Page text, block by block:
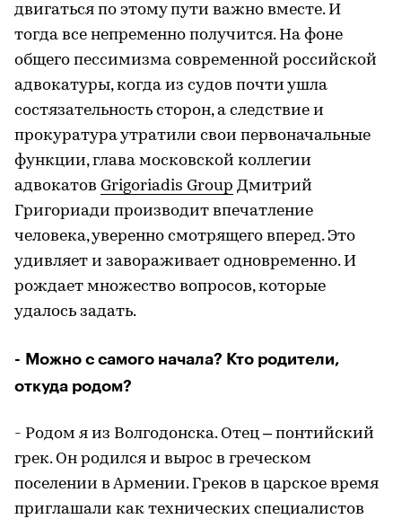
двигаться по этому пути важно вместе. И
тогда все непременно получится. На фоне
общего пессимизма современной российской
адвокатуры, когда из судов почти ушла
состязательность сторон, а следствие и
прокуратура утратили свои первоначальные
функции, глава московской коллегии
адвокатов Grigoriadis Group Дмитрий
Григориади производит впечатление
человека, уверенно смотрящего вперед. Это
удивляет и завораживает одновременно. И
рождает множество вопросов, которые
удалось задать.
- Можно с самого начала? Кто родители,
откуда родом?
- Родом я из Волгодонска. Отец – понтийский
грек. Он родился и вырос в греческом
поселении в Армении. Греков в царское время
приглашали как технических специалистов